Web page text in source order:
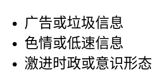
广告或垃圾信息
色情或低速信息
激进时政或意识形态